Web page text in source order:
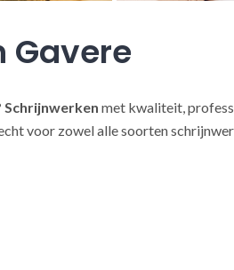
Gavere
Schrijnwerken met kwaliteit,
voor zowel alle soorten